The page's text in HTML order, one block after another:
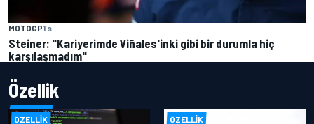
MOTOGP1 s
Steiner: "Kariyerimde Viñales'inki gibi bir durumla hiç
karşılaşmadım"
Özellik
ÖZELLIK ÖZELLIK